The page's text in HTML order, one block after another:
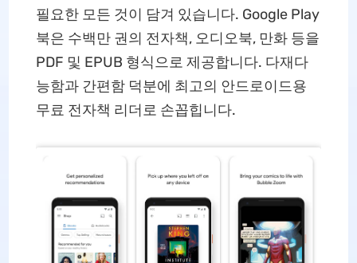
필요한 모든 것이 담겨 있습니다. Google Play
북은 수백만 권의 전자책, 오디오북, 만화 등을
PDF 및 EPUB 형식으로 제공합니다. 다재다
능함과 간편함 덕분에 최고의 안드로이드용
무료 전자책 리더로 손꼽힙니다.